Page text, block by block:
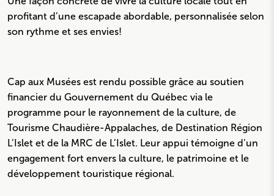
profitant d’une escapade abordable, personnalisée selon
son rythme et ses envies!
Cap aux Musées est rendu possible grâce au soutien
financier du Gouvernement du Québec via le
programme pour le rayonnement de la culture, de
Tourisme Chaudière-Appalaches, de Destination Région
L’Islet et de la MRC de L’Islet. Leur appui témoigne d’un
engagement fort envers la culture, le patrimoine et le
développement touristique régional.